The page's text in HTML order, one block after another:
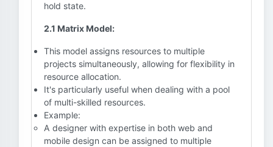
hold state.
2.1 Matrix Model:
This model assigns resources to multiple
projects simultaneously, allowing for flexibility in
resource allocation.
It's particularly useful when dealing with a pool
of multi-skilled resources.
Example:
A designer with expertise in both web and
mobile design can be assigned to multiple